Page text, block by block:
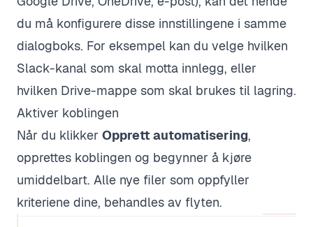
du må konfigurere disse innstillingene i samme
dialogboks. For eksempel kan du velge hvilken
Slack-kanal som skal motta innlegg, eller
hvilken Drive-mappe som skal brukes til lagring.
Aktiver koblingen
Når du klikker Opprett automatisering,
opprettes koblingen og begynner å kjøre
umiddelbart. Alle nye filer som oppfyller
kriteriene dine, behandles av flyten.